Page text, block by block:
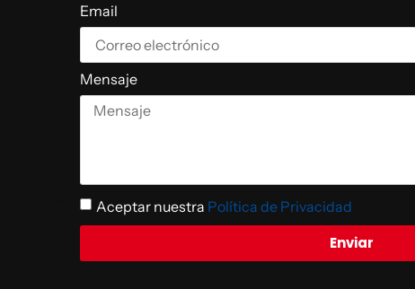
Email
Mensaje
Aceptar nuestra Política de Privacidad
Enviar